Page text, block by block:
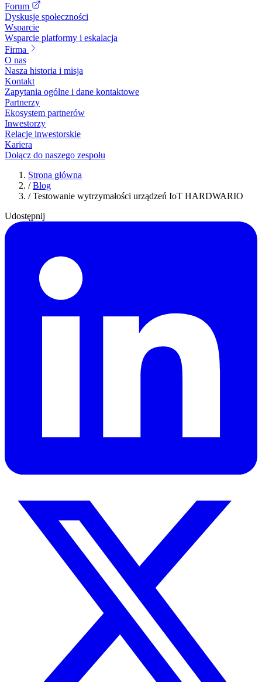
Forum
Dyskusje społeczności
Wsparcie
Wsparcie platformy i eskalacja
Firma
O nas
Nasza historia i misja
Kontakt
Zapytania ogólne i dane kontaktowe
Partnerzy
Ekosystem partnerów
Inwestorzy
Relacje inwestorskie
Kariera
Dołącz do naszego zespołu
Strona główna
/ Blog
/ Testowanie wytrzymałości urządzeń IoT HARDWARIO
Udostępnij